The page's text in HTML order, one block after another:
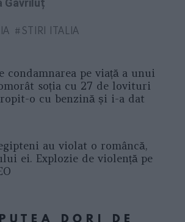
Gavriluț
STIRI ITALIA
condamnarea pe viață a unui
soția cu 27 de lovituri
o cu benzină și i-a dat
au violat o româncă,
ei. Explozie de violență pe